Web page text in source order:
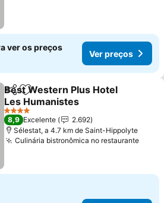
ver os preços
Ver preços
PartilharAdicionar aos favoritos
Best Western Plus Hotel
Les Humanistes
4 Estrelas
8,9 Excelente
2.692
Sélestat, a 4.7 km de Saint-Hippolyte
Culinária bistronômica no restaurante